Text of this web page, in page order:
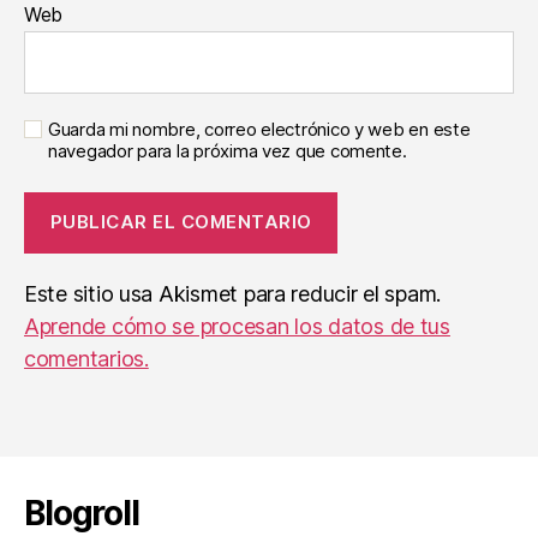
Web
Guarda mi nombre, correo electrónico y web en este
navegador para la próxima vez que comente.
Este sitio usa Akismet para reducir el spam.
Aprende cómo se procesan los datos de tus
comentarios.
Blogroll